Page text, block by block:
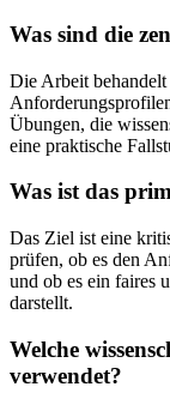
Was sind die
Die Arbeit
Übungen, die
eine praktische
Was ist das
Das Ziel ist eine
prüfen, ob es den
und ob es ein faires
darstellt.
Welche
verwendet?